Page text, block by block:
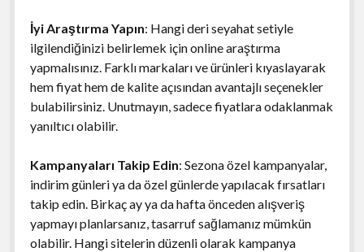
İyi Araştırma Yapın: Hangi deri seyahat setiyle
ilgilendiğinizi belirlemek için online araştırma
yapmalısınız. Farklı markaları ve ürünleri kıyaslayarak
hem fiyat hem de kalite açısından avantajlı seçenekler
bulabilirsiniz. Unutmayın, sadece fiyatlara odaklanmak
yanıltıcı olabilir.
Kampanyaları Takip Edin: Sezona özel kampanyalar,
indirim günleri ya da özel günlerde yapılacak fırsatları
takip edin. Birkaç ay ya da hafta önceden alışveriş
yapmayı planlarsanız, tasarruf sağlamanız mümkün
olabilir. Hangi sitelerin düzenli olarak kampanya